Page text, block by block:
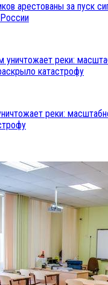
арестованы за пуск
реки: